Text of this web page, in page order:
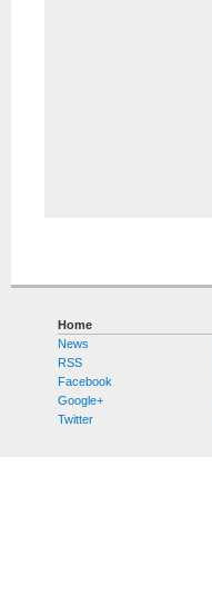
Home
News
RSS
Facebook
Google+
Twitter